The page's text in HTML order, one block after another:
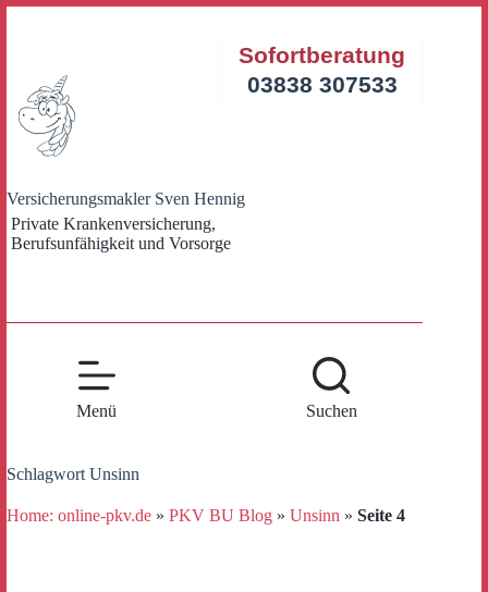
Versicherungsmakler Sven Hennig
Private Krankenversicherung,
Berufsunfähigkeit und Vorsorge
Sofortberatung
03838 307533
Menü Suchen
Schlagwort Unsinn
Home: online-pkv.de » PKV BU Blog » Unsinn » Seite 4